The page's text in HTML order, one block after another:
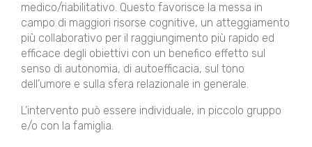
medico/riabilitativo. Questo favorisce la messa in
campo di maggiori risorse cognitive, un atteggiamento
più collaborativo per il raggiungimento più rapido ed
efficace degli obiettivi con un benefico effetto sul
senso di autonomia, di autoefficacia, sul tono
dell’umore e sulla sfera relazionale in generale.
L’intervento può essere individuale, in piccolo gruppo
e/o con la famiglia.